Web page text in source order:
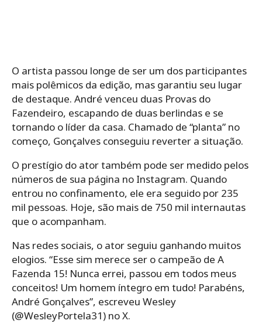
O artista passou longe de ser um dos participantes
mais polêmicos da edição, mas garantiu seu lugar
de destaque. André venceu duas Provas do
Fazendeiro, escapando de duas berlindas e se
tornando o líder da casa. Chamado de “planta” no
começo, Gonçalves conseguiu reverter a situação.
O prestígio do ator também pode ser medido pelos
números de sua página no Instagram. Quando
entrou no confinamento, ele era seguido por 235
mil pessoas. Hoje, são mais de 750 mil internautas
que o acompanham.
Nas redes sociais, o ator seguiu ganhando muitos
elogios. “Esse sim merece ser o campeão de A
Fazenda 15! Nunca errei, passou em todos meus
conceitos! Um homem íntegro em tudo! Parabéns,
André Gonçalves”, escreveu Wesley
(@WesleyPortela31) no X.